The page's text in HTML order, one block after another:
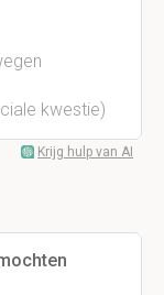
kwestie)
Krijg hulp van AI